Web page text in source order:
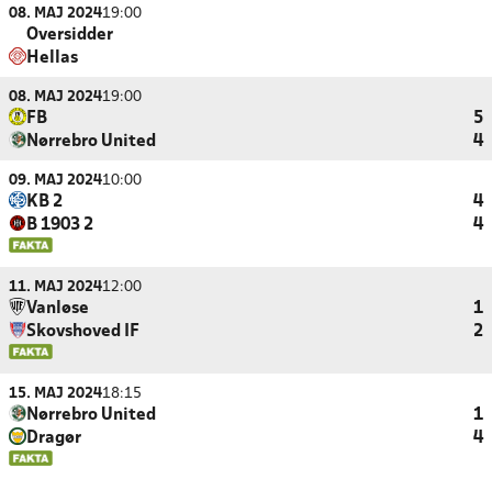
08. MAJ 202419:00
Oversidder
Hellas
08. MAJ 202419:00
FB
5
Nørrebro United
4
09. MAJ 202410:00
KB 2
4
B 1903 2
4
11. MAJ 202412:00
Vanløse
1
Skovshoved IF
2
15. MAJ 202418:15
Nørrebro United
1
Dragør
4